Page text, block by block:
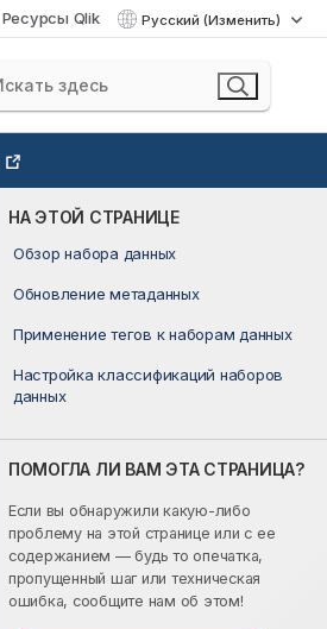
Ресурсы Qlik Русский (Изменить)
НА ЭТОЙ СТРАНИЦЕ
Обзор набора данных
Обновление метаданных
Применение тегов к наборам данных
Настройка классификаций наборов
данных
ПОМОГЛА ЛИ ВАМ ЭТА СТРАНИЦА?
Если вы обнаружили какую-либо
проблему на этой странице или с ее
содержанием — будь то опечатка,
пропущенный шаг или техническая
ошибка, сообщите нам об этом!